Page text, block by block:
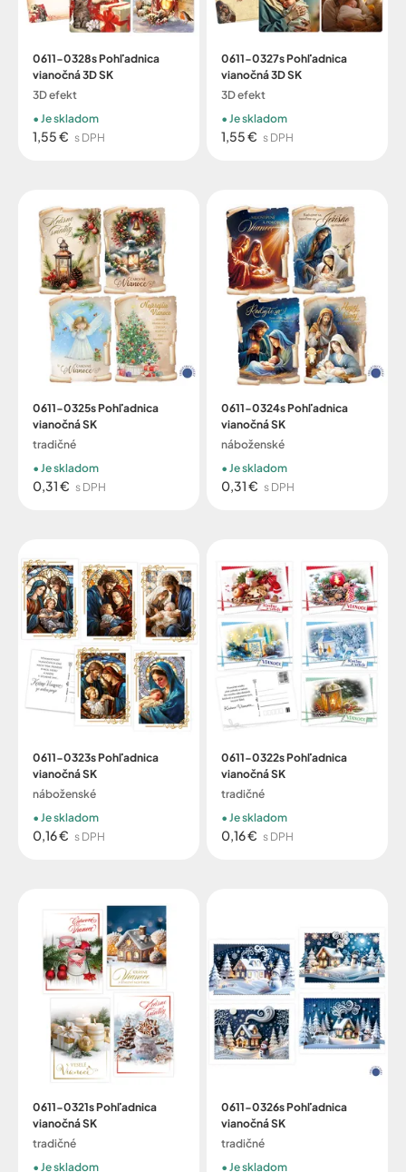
0611-0328s Pohľadnica
vianočná 3D SK
3D efekt
1,55 € s DPH
Je skladom
0611-0327s Pohľadnica
vianočná 3D SK
3D efekt
1,55 € s DPH
Je skladom
0611-0325s Pohľadnica
vianočná SK
tradičné
0,31 € s DPH
Je skladom
0611-0324s Pohľadnica
vianočná SK
náboženské
0,31 € s DPH
Je skladom
0611-0323s Pohľadnica
vianočná SK
náboženské
0,16 € s DPH
Je skladom
0611-0322s Pohľadnica
vianočná SK
tradičné
0,16 € s DPH
Je skladom
0611-0321s Pohľadnica
vianočná SK
tradičné
Je skladom
0611-0326s Pohľadnica
vianočná SK
tradičné
Je skladom